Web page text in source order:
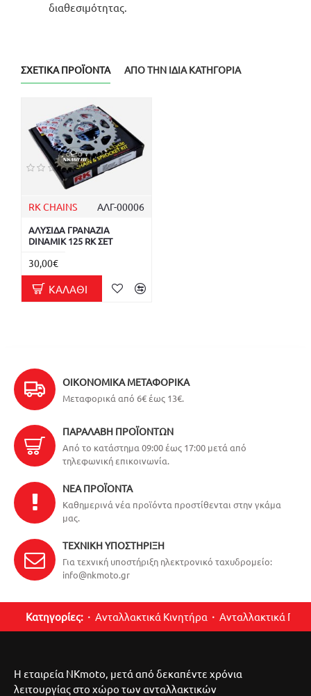
διαθεσιμότητας.
ΣΧΕΤΙΚΆ ΠΡΟΪΌΝΤΑ ΑΠΌ ΤΗΝ ΊΔΙΑ ΚΑΤΗΓΟΡΊΑ
RK CHAINS ΑΛΓ-00006
ΑΛΥΣΙΔΑ ΓΡΑΝΑΖΙΑ
DINAMIK 125 RK ΣΕΤ
30,00€
ΚΑΛΆΘΙ
ΟΙΚΟΝΟΜΙΚΆ ΜΕΤΑΦΟΡΙΚΆ
Μεταφορικά από 6€ έως 13€.
ΠΑΡΑΛΑΒΉ ΠΡΟΪΌΝΤΩΝ
Από το κατάστημα 09:00 έως 17:00 μετά από
τηλεφωνική επικοινωνία.
ΝΈΑ ΠΡΟΪΌΝΤΑ
Καθημερινά νέα προϊόντα προστίθενται στην γκάμα
μας.
ΤΕΧΝΙΚΉ ΥΠΟΣΤΉΡΙΞΗ
Για τεχνική υποστήριξη ηλεκτρονικό ταχυδρομείο:
info@nkmoto.gr
Κατηγορίες: Ανταλλακτικά Κινητήρα Ανταλλακτικά
Η εταιρεία NKmoto, μετά από δεκαπέντε χρόνια
λειτουργίας στο χώρο των ανταλλακτικών